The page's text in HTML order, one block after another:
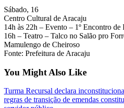
Sábado, 16
Centro Cultural de Aracaju
14h às 22h – Evento – 1º Encontro de
16h – Teatro – Talco no Salão pro
Mamulengo de Cheiroso
Fonte: Prefeitura de Aracaju
You Might Also Like
Turma Recursal declara
regras de transição de emendas